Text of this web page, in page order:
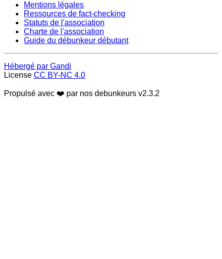
Mentions légales
Ressources de fact-checking
Statuts de l'association
Charte de l'association
Guide du débunkeur débutant
Hébergé par Gandi
License CC BY-NC 4.0
Propulsé avec ❤️ par nos debunkeurs v2.3.2